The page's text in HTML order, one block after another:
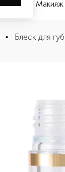
Макияж
• Блеск для губ